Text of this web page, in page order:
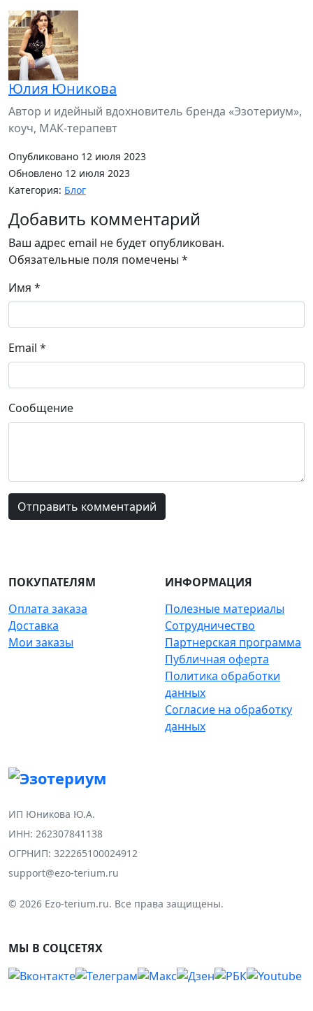
Юлия Юникова
Автор и идейный вдохновитель бренда «Эзотериум»,
коуч, МАК-терапевт
Опубликовано 12 июля 2023
Обновлено 12 июля 2023
Категория: Блог
Добавить комментарий
Ваш адрес email не будет опубликован.
Обязательные поля помечены *
Имя *
Email *
Сообщение
ИП Юникова Ю.А.
ИНН: 262307841138
ОГРНИП: 322265100024912
support@ezo-terium.ru
© 2026 Ezo-terium.ru. Все права защищены.
ПОКУПАТЕЛЯМ
Оплата заказа
Доставка
Мои заказы
ИНФОРМАЦИЯ
Полезные материалы
Сотрудничество
Партнерская программа
Публичная оферта
Политика обработки
данных
Согласие на обработку
данных
МЫ В СОЦСЕТЯХ